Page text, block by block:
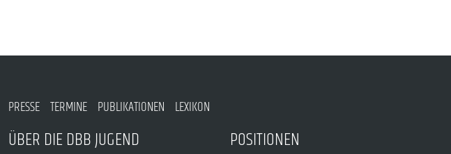
PRESSE TERMINE PUBLIKATIONEN LEXIKON
ÜBER DIE DBB JUGEND POSITIONEN